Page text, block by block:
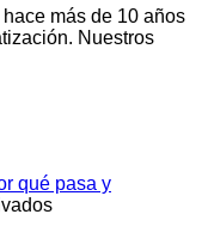
más de 10 años
Nuestros
qué pasa y
en